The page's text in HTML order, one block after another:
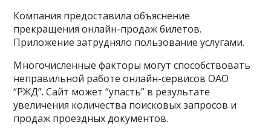
Компания предоставила объяснение
прекращения онлайн-продаж билетов.
Приложение затрудняло пользование услугами.
Многочисленные факторы могут способствовать
неправильной работе онлайн-сервисов ОАО
“РЖД”. Сайт может “упасть” в результате
увеличения количества поисковых запросов и
продаж проездных документов.